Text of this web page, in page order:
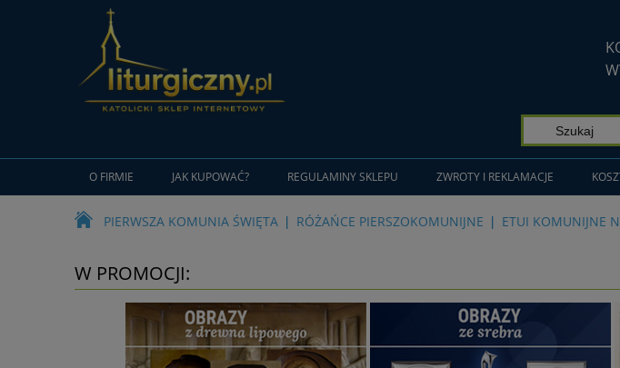
O FIRMIE JAK KUPOWAĆ? REGULAMINY SKLEPU ZWROTY I REKLAMACJE
PIERWSZA KOMUNIA ŚWIĘTA RÓŻAŃCE PIERSZOKOMUNIJNE ETUI KOMUNIJNE
W PROMOCJI: